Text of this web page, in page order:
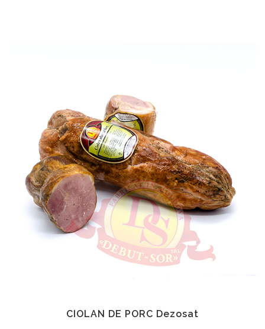
CIOLAN DE PORC Dezosat